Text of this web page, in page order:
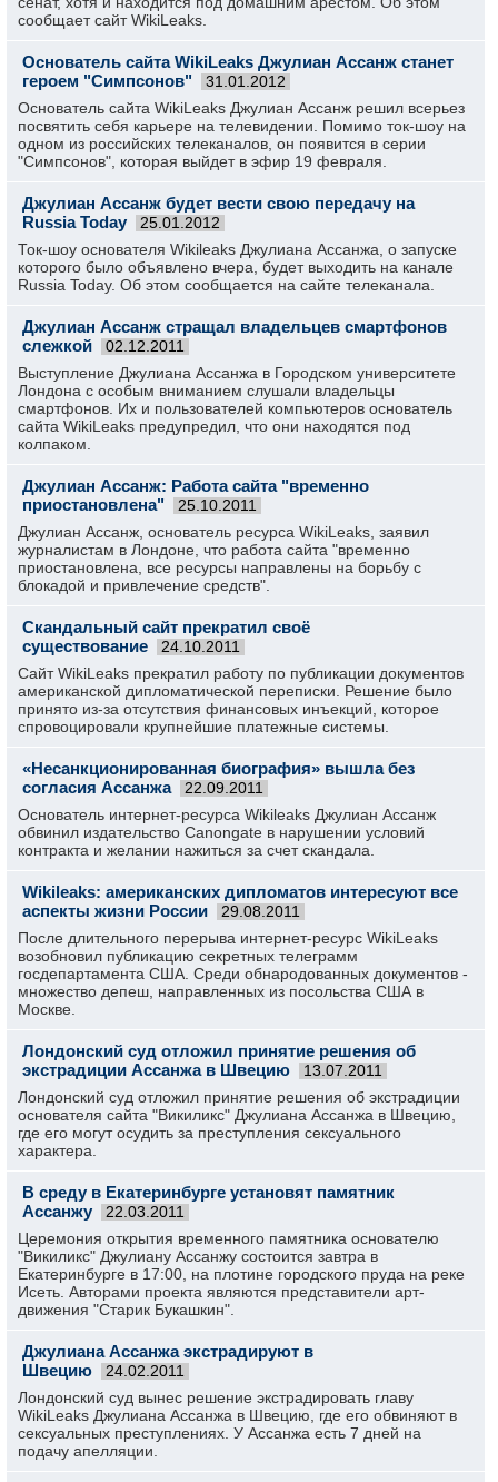
сообщает сайт WikiLeaks.
Основатель сайта WikiLeaks Джулиан Ассанж станет
героем "Симпсонов"
31.01.2012
Основатель сайта WikiLeaks Джулиан Ассанж решил всерьез
посвятить себя карьере на телевидении. Помимо ток-шоу на
одном из российских телеканалов, он появится в серии
"Симпсонов", которая выйдет в эфир 19 февраля.
Джулиан Ассанж будет вести свою передачу на
Russia Today
25.01.2012
Ток-шоу основателя Wikileaks Джулиана Ассанжа, о запуске
которого было объявлено вчера, будет выходить на канале
Russia Today. Об этом сообщается на сайте телеканала.
Джулиан Ассанж стращал владельцев смартфонов
слежкой
02.12.2011
Выступление Джулиана Ассанжа в Городском университете
Лондона с особым вниманием слушали владельцы
смартфонов. Их и пользователей компьютеров основатель
сайта WikiLeaks предупредил, что они находятся под
колпаком.
Джулиан Ассанж: Работа сайта "временно
приостановлена"
25.10.2011
Джулиан Ассанж, основатель ресурса WikiLeaks, заявил
журналистам в Лондоне, что работа сайта "временно
приостановлена, все ресурсы направлены на борьбу с
блокадой и привлечение средств".
Скандальный сайт прекратил своё
существование
24.10.2011
Сайт WikiLeaks прекратил работу по публикации документов
американской дипломатической переписки. Решение было
принято из-за отсутствия финансовых инъекций, которое
спровоцировали крупнейшие платежные системы.
«Несанкционированная биография» вышла без
согласия Ассанжа
22.09.2011
Основатель интернет-ресурса Wikileaks Джулиан Ассанж
обвинил издательство Canongate в нарушении условий
контракта и желании нажиться за счет скандала.
Wikileaks: американских дипломатов интересуют все
аспекты жизни России
29.08.2011
После длительного перерыва интернет-ресурс WikiLeaks
возобновил публикацию секретных телеграмм
госдепартамента США. Среди обнародованных документов -
множество депеш, направленных из посольства США в
Москве.
Лондонский суд отложил принятие решения об
экстрадиции Ассанжа в Швецию
13.07.2011
Лондонский суд отложил принятие решения об экстрадиции
основателя сайта "Викиликс" Джулиана Ассанжа в Швецию,
где его могут осудить за преступления сексуального
характера.
В среду в Екатеринбурге установят памятник
Ассанжу
22.03.2011
Церемония открытия временного памятника основателю
"Викиликс" Джулиану Ассанжу состоится завтра в
Екатеринбурге в 17:00, на плотине городского пруда на реке
Исеть. Авторами проекта являются представители арт-
движения "Старик Букашкин".
Джулиана Ассанжа экстрадируют в
Швецию
24.02.2011
Лондонский суд вынес решение экстрадировать главу
WikiLeaks Джулиана Ассанжа в Швецию, где его обвиняют в
сексуальных преступлениях. У Ассанжа есть 7 дней на
подачу апелляции.